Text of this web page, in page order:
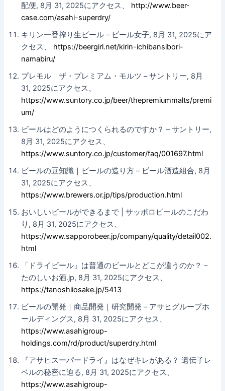
配便, 8月 31, 2025にアクセス、 http://www.beer-
case.com/asahi-superdry/
キリン一番搾り生ビール – ビール女子, 8月 31, 2025にア
クセス、 https://beergirl.net/kirin-ichibansibori-
namabiru/
プレモル｜ザ・プレミアム・モルツ – サントリー, 8月
31, 2025にアクセス、
https://www.suntory.co.jp/beer/thepremiummalts/premi
um/
ビールはどのようにつくられるのですか？ – サントリー,
8月 31, 2025にアクセス、
https://www.suntory.co.jp/customer/faq/001697.html
ビールの豆知識｜ビールの造り方 – ビール酒造組合, 8月
31, 2025にアクセス、
https://www.brewers.or.jp/tips/production.html
おいしいビールができるまで | サッポロビールのこだわ
り, 8月 31, 2025にアクセス、
https://www.sapporobeer.jp/company/quality/detail002.
html
「ドライビール」は普通のビールとどこが違うのか？ –
たのしいお酒.jp, 8月 31, 2025にアクセス、
https://tanoshiiosake.jp/5413
ビールの開発｜商品開発｜研究開発 – アサヒグループホ
ールディングス, 8月 31, 2025にアクセス、
https://www.asahigroup-
holdings.com/rd/product/superdry.html
『アサヒスーパードライ』はなぜキレがある？ 遺伝子レ
ベルの秘密に迫る, 8月 31, 2025にアクセス、
https://www.asahigroup-